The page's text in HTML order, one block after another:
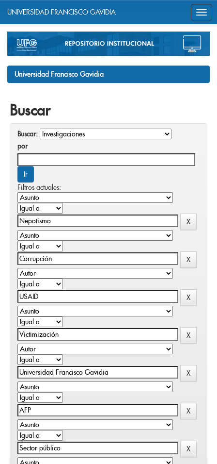
navigation
UNIVERSIDAD FRANCISCO GAVIDIA
Universidad Francisco Gavidia
Buscar
Buscar:
por
Filtros actuales: